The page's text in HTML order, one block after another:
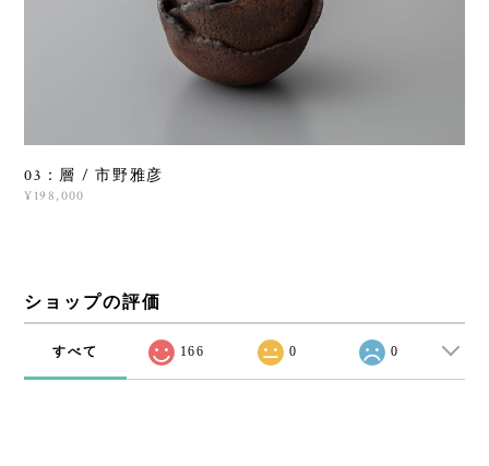
03：層 / 市野雅彦
¥198,000
ショップの評価
すべて 166 0 0